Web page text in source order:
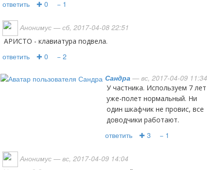
ответить ✚ 0 − 1
Анонимус — сб, 2017-04-08 22:51
АРИСТО - клавиатура подвела.
ответить ✚ 0 − 2
Сандра — вс, 2017-04-09 11:34
У частника. Используем 7 лет
уже-полет нормальный. Ни
один шкафчик не провис, все
доводчики работают.
ответить ✚ 3 − 1
Анонимус — вс, 2017-04-09 14:04